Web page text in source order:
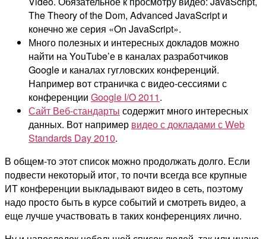
The Theory of the Dom, Advanced JavaScript и
конечно же серия «On JavaScript».
Много полезных и интересных докладов можно
найти на YouTube’е в каналах разработчиков
Google и каналах гугловских конференций.
Например вот страничка с видео-сессиями с
конференции Google I/O 2011.
Сайт Веб-стандарты содержит много интересных
данных. Вот например видео с докладами с Web
Standards Day 2010.
В общем-то этот список можно продолжать долго. Если
подвести некоторый итог, то почти всегда все крупные
ИТ конференции выкладывают видео в сеть, поэтому
надо просто быть в курсе событий и смотреть видео, а
еще лучше участвовать в таких конференциях лично.